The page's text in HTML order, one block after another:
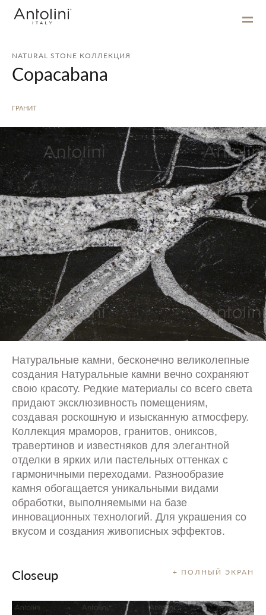
NATURAL STONE КОЛЛЕКЦИЯ
Copacabana
ГРАНИТ
Натуральные камни, бесконечно великолепные
создания Натуральные камни вечно сохраняют
свою красоту. Редкие материалы со всего света
придают эксклюзивность помещениям,
создавая роскошную и изысканную атмосферу.
Коллекция мраморов, гранитов, ониксов,
травертинов и известняков для элегантной
отделки в ярких или пастельных оттенках с
гармоничными переходами. Разнообразие
камня обогащается уникальными видами
обработки, выполняемыми на базе
инновационных технологий. Для украшения со
вкусом и создания живописных эффектов.
+ ПОЛНЫЙ ЭКРАН
Closeup